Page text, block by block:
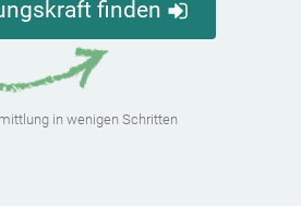
finden
in wenigen Schritten